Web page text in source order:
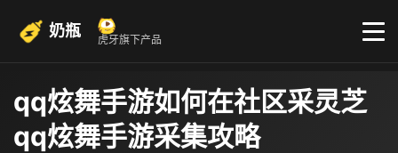
奶瓶 虎牙旗下产品
qq炫舞手游如何在社区采灵芝
qq炫舞手游采集攻略